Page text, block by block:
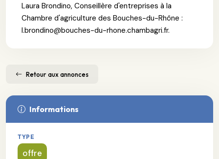
Laura Brondino, Conseillère d'entreprises à la
Chambre d'agriculture des Bouches-du-Rhône :
l.brondino@bouches-du-rhone.chambagri.fr.
Retour aux annonces
Informations
TYPE
offre